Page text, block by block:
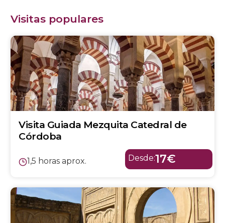
Visitas populares
Visita Guiada Mezquita Catedral de
Córdoba
1,5 horas aprox. Desde:17€